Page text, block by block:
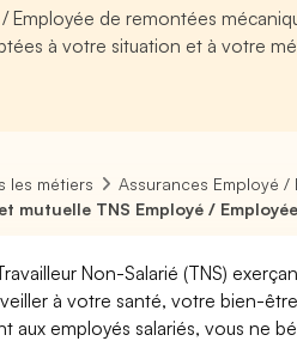
de remontées
à votre situation et à votre
les métiers
Assurances Employé
mutuelle TNS Employé /
Non-Salarié (TNS)
à votre santé, votre bien-
aux employés salariés, vous ne